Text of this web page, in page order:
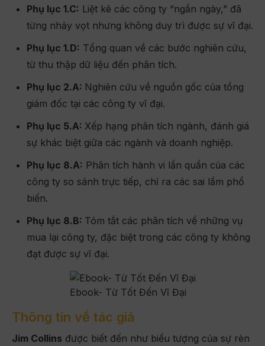
Phụ lục 1.C: Liệt kê các công ty “ngắn ngày,” đã
từng nhảy vọt nhưng không duy trì được sự vĩ đại.
Phụ lục 1.D: Tổng quan về các bước nghiên cứu,
từ thu thập dữ liệu đến phân tích.
Phụ lục 2.A: Nghiên cứu về nguồn gốc của tổng
giám đốc tại các công ty vĩ đại.
Phụ lục 5.A: Xếp hạng phân tích ngành, đánh giá
sự khác biệt giữa các ngành và doanh nghiệp.
Phụ lục 8.A: Phân tích hành vi lẩn quẩn của các
công ty so sánh trực tiếp, chỉ ra các sai lầm phổ
biến.
Phụ lục 8.B: Tóm tắt các phân tích về những vụ
mua lại công ty, đặc biệt trong các công ty không
đạt được sự vĩ đại.
Ebook- Từ Tốt Đến Vĩ Đại
Thông tin về tác giả
Jim Collins được biết đến như biểu tượng của sự rèn